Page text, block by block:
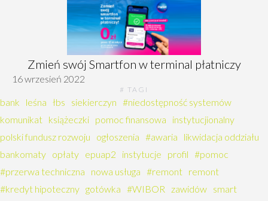
Zmień swój Smartfon w terminal płatniczy
16 wrzesień 2022
# TAGI
bank leśna łbs siekierczyn #niedostępność systemów
komunikat książeczki pomoc finansowa
instytucjionalny
polski fundusz rozwoju
ogłoszenia #awaria
likwidacja oddziału
bankomaty opłaty epuap2 instytucje profil #pomoc
#przerwa techniczna
nowa usługa #remont remont
#kredyt hipoteczny gotówka #WIBOR zawidów smart